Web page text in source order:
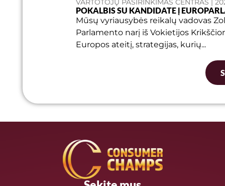
VARTOTOJŲ PASIRINKIMAS CENTRAS |
POKALBIS SU KANDIDATE Į
Mūsų vyriausybės reikalų vadovas
Parlamento narį iš Vokietijos
Europos ateitį, strategijas, kurių...